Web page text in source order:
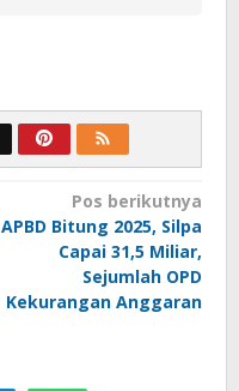
Pos berikutnya
APBD Bitung 2025, Silpa
Capai 31,5 Miliar,
Sejumlah OPD
Kekurangan Anggaran